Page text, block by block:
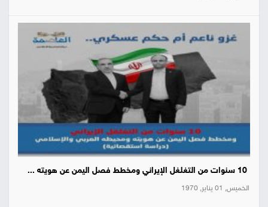
الخميس, 01 يناير, 1970